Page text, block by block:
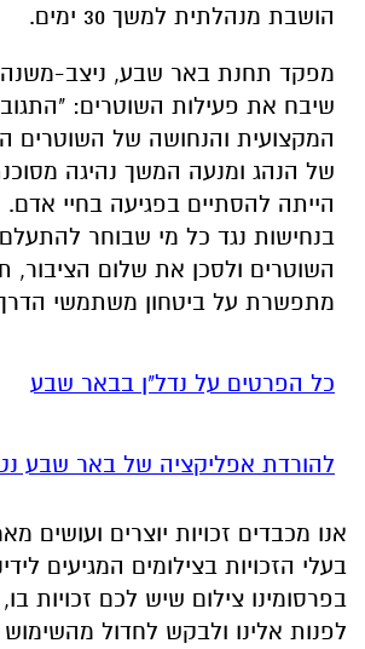
הושבת מנהלתית למשך 30 ימים.
​מפקד תחנת באר שבע, ניצב-משנה
שיבח את פעילות השוטרים:
המקצועית והנחושה של השוטרים
של הנהג ומנעה המשך נהיגה
הייתה להסתיים בפגיעה בחיי אדם.
בנחישות נגד כל מי שבוחר
השוטרים ולסכן את שלום הציבור,
מתפשרת על ביטחון משתמשי
כל הפרטים על נדל"ן בבאר שבע
להורדת אפליקציה של באר שבע
אנו מכבדים זכויות יוצרים ועושים
בעלי הזכויות בצילומים המגיעים
בפרסומינו צילום שיש לכם זכויות
לפנות אלינו ולבקש לחדול